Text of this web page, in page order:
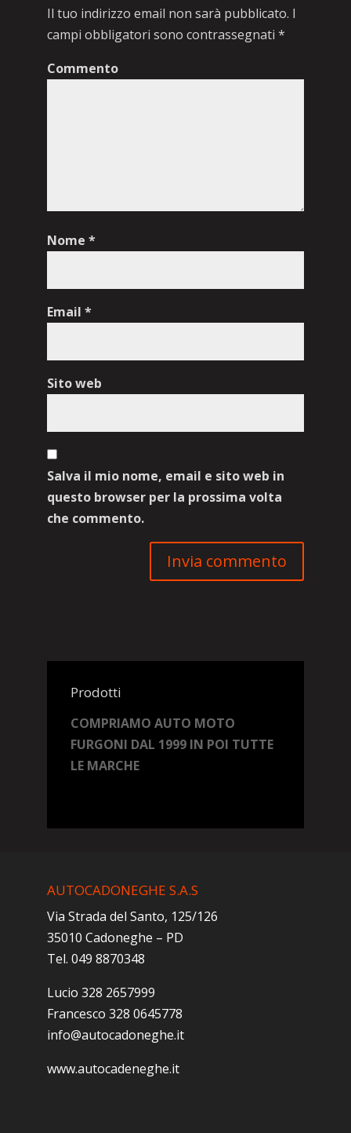
Il tuo indirizzo email non sarà pubblicato. I
campi obbligatori sono contrassegnati *
Commento
Nome *
Email *
Sito web
Salva il mio nome, email e sito web in
questo browser per la prossima volta
che commento.
Prodotti
COMPRIAMO AUTO MOTO
FURGONI DAL 1999 IN POI TUTTE
LE MARCHE
AUTOCADONEGHE S.A.S
Via Strada del Santo, 125/126
35010 Cadoneghe – PD
Tel. 049 8870348
Lucio 328 2657999
Francesco 328 0645778
info@autocadoneghe.it
www.autocadeneghe.it